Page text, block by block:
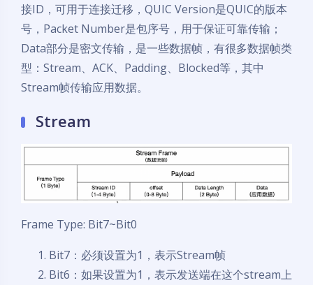
接ID，可用于连接迁移，QUIC Version是QUIC的版本
号，Packet Number是包序号，用于保证可靠传输；
Data部分是密文传输，是一些数据帧，有很多数据帧类
型：Stream、ACK、Padding、Blocked等，其中
Stream帧传输应用数据。
Stream
Frame Type: Bit7~Bit0
Bit7：必须设置为1，表示Stream帧
Bit6：如果设置为1，表示发送端在这个stream上